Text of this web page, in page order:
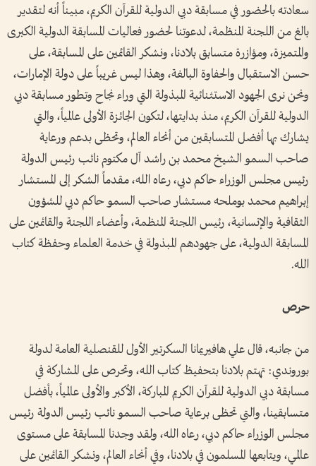
سعادته بالحضور في مسابقة دبي الدولية للقرآن الكريم، مبيناً أنه لتقدير
بالغ من اللجنة المنظمة، لدعوتنا لحضور فعاليات المسابقة الدولية الكبرى
والمتميزة، ومؤازرة متسابق بلادنا، ونشكر القائمين على المسابقة، على
حسن الاستقبال والحفاوة البالغة، وهذا ليس غريباً على دولة الإمارات،
ونحن نرى الجهود الاستثنائية المبذولة التي وراء نجاح وتطور مسابقة دبي
الدولية للقرآن الكريم، منذ بدايتها، لتكون الجائزة الأولى عالمياً، والتي
يشارك بها أفضل المتسابقين من أنحاء العالم، وتحظى بدعم ورعاية
صاحب السمو الشيخ محمد بن راشد آل مكتوم نائب رئيس الدولة
رئيس مجلس الوزراء حاكم دبي، رعاه الله، مقدماً الشكر إلى المستشار
إبراهيم محمد بوملحه مستشار صاحب السمو حاكم دبي للشؤون
الثقافية والإنسانية، رئيس اللجنة المنظمة، وأعضاء اللجنة والقائمين على
المسابقة الدولية، على جهودهم المبذولة في خدمة العلماء وحفظة كتاب
الله.
حرص
من جانبه، قال علي هافيريمانا السكرتير الأول للقنصلية العامة لدولة
بوروندي: تهتم بلادنا بتحفيظ كتاب الله، وتحرص على المشاركة في
مسابقة دبي الدولية للقرآن الكريم المباركة، الأكبر والأولى عالمياً، بأفضل
متسابقينا، والتي تحظى برعاية صاحب السمو نائب رئيس الدولة رئيس
مجلس الوزراء حاكم دبي، رعاه الله، ولقد وجدنا المسابقة على مستوى
عالمي، ويتابعها المسلمون في بلادنا، وفي أنحاء العالم، ونشكر القائمين على